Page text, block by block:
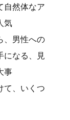
自然体なア
気
、男性への
になる、見
事
て、いくつ